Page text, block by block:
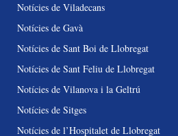
Notícies de Viladecans
Notícies de Gavà
Notícies de Sant Boi de Llobregat
Notícies de Sant Feliu de Llobregat
Notícies de Vilanova i la Geltrú
Notícies de Sitges
Notícies de l’Hospitalet de Llobregat